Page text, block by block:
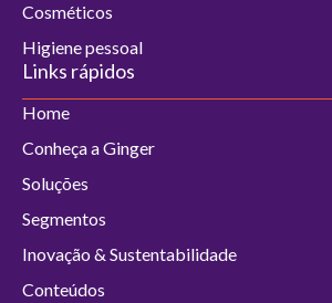
Cosméticos
Higiene pessoal
Links rápidos
Home
Conheça a Ginger
Soluções
Segmentos
Inovação & Sustentabilidade
Conteúdos